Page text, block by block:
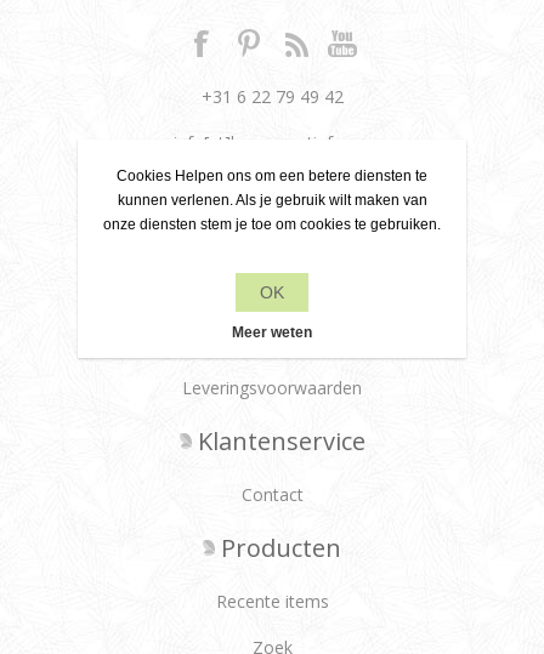
+31 6 22 79 49 42
info[at]leanecreatief.com
Dronten, Nederland
Leane Creatief
Privacy beleid
Over ons
Leveringsvoorwaarden
Klantenservice
Contact
Producten
Recente items
Zoek
Cookies Helpen ons om een betere diensten te
kunnen verlenen. Als je gebruik wilt maken van
onze diensten stem je toe om cookies te gebruiken.
OK
Meer weten